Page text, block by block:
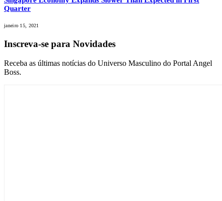
Quarter
janeiro 15, 2021
Inscreva-se para Novidades
Receba as últimas notícias do Universo Masculino do Portal Angel
Boss.